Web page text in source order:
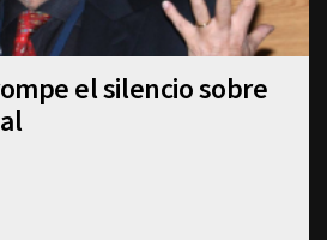
el silencio sobre